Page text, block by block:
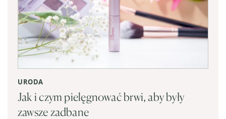
URODA
Jak i czym pielęgnować brwi, aby były
zawsze zadbane